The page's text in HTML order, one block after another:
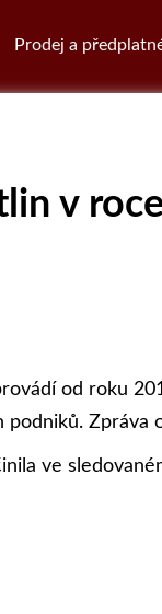
Prodej a
v
od roku
Zpráva
ve